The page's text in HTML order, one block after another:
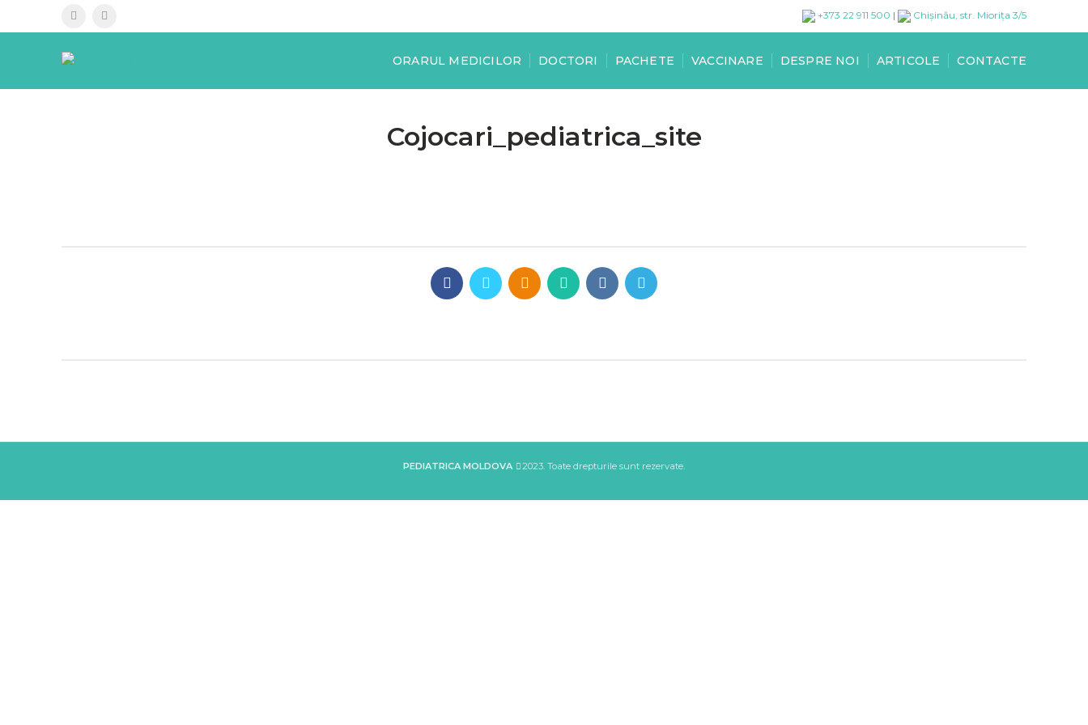
+373 22 911 500 | Chișinău, str. Miorița 3/5
ORARUL MEDICILOR DOCTORI PACHETE VACCINARE DESPRE NOI ARTICOLE CONTACTE
Cojocari_pediatrica_site
PEDIATRICA MOLDOVA 2023. Toate drepturile sunt rezervate.